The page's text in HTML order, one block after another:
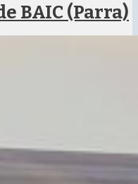
BAIC (Parra)